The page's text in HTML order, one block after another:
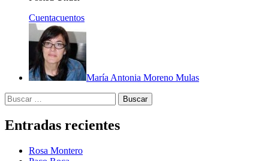
Cuentacuentos
María Antonia Moreno Mulas
Buscar:
Entradas recientes
Rosa Montero